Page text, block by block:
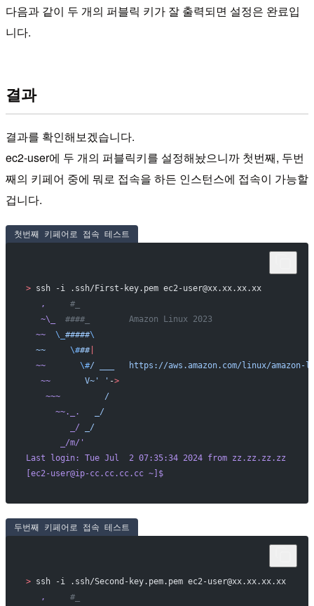
다음과 같이 두 개의 퍼블릭 키가 잘 출력되면 설정은 완료입
니다.
결과
결과를 확인해보겠습니다.
ec2-user에 두 개의 퍼블릭키를 설정해놨으니까 첫번째, 두번
째의 키페어 중에 뭐로 접속을 하든 인스턴스에 접속이 가능할
겁니다.
첫번째 키페어로 접속 테스트
> ssh -i .ssh/First-key.pem ec2-user@xx.xx.xx.xx
   ,
     #_
   ~\_
  ####_        Amazon Linux 2023
  ~~
  \_
#####\
  ~~
     \#
##|
  ~~
       \#
/
https://aws.amazon.com/linux/amazon-
   ~~
       V~' '
->
    ~~~
         /
      ~~._.
   _/
         _/
_/
       _/m/
'
Last login: Tue Jul  2 07:35:34 2024 from zz.zz.zz.zz
[ec2-user@ip-cc.cc.cc.cc ~]$
두번째 키페어로 접속 테스트
> ssh -i .ssh/Second-key.pem.pem ec2-user@xx.xx.xx.xx
   ,
     #_